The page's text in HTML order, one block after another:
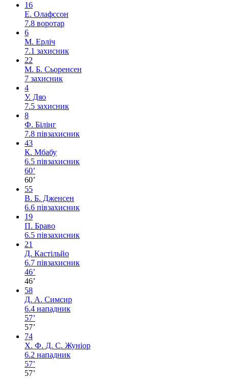
16
Е. Олафссон
7.8 воротар
6
М. Ерліч
7.1 захисник
22
М. Б. Сьоренсен
7 захисник
4
У. Дяо
7.5 захисник
8
Ф. Білінг
7.8 півзахисник
43
К. Мбабу
6.5 півзахисник
60’
60’
55
В. Б. Дженсен
6.6 півзахисник
19
П. Браво
6.5 півзахисник
21
Д. Кастільйо
6.7 півзахисник
46’
46’
58
Д. А. Симсир
6.4 нападник
57’
57’
74
Х. Ф. Д. С. Жуніор
6.2 нападник
57’
57’